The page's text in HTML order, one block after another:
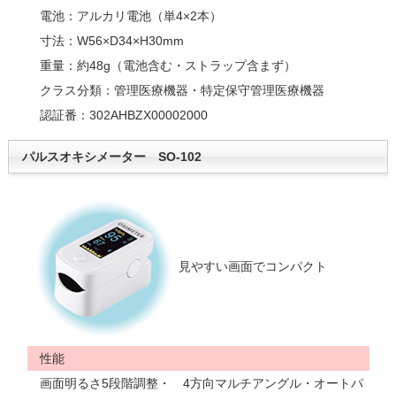
電池：アルカリ電池（単4×2本）
寸法：W56×D34×H30mm
重量：約48g（電池含む・ストラップ含まず）
クラス分類：管理医療機器・特定保守管理医療機器
認証番：302AHBZX00002000
パルスオキシメーター SO-102
見やすい画面でコンパクト
性能
画面明るさ5段階調整・ 4方向マルチアングル・オートパ